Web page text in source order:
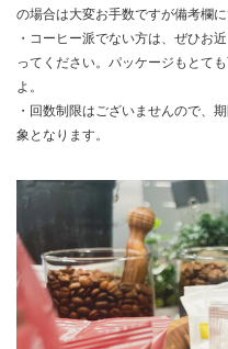
の場合は大変お手数ですが備考欄
・コーヒー派でない方は、ぜひお
ってください。パッケージもとて
よ。
・回数制限はございませんので、
象となります。